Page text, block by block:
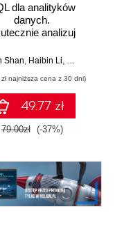
dla analityków
danych.
analizuj
wartościowe
na potrzeby
praktycznych
zastosowań.
Wydanie IV
Shan Haibin Li
najniższa cena z 30 dni)
49.77 zł
79.00zł (-37%)